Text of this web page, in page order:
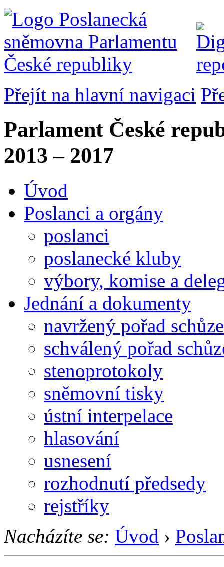
Přejít na hlavní navigaci
Parlament České
2013 – 2017
Úvod
Poslanci a orgány
poslanci
poslanecké kluby
výbory, komise a
Jednání a dokumenty
navržený pořad schůze
schválený pořad
stenoprotokoly
sněmovní tisky
ústní interpelace
hlasování
usnesení
rozhodnutí předsedy
rejstříky
Nacházíte se: Úvod ›